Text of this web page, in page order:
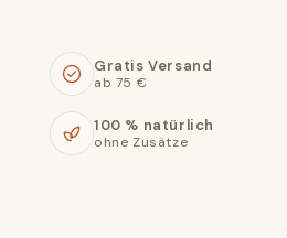
Gratis Versand
ab 75 €
100 % natürlich
ohne Zusätze